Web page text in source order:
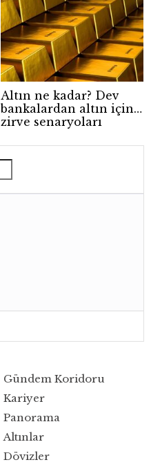
Altın ne kadar? Dev
bankalardan altın için
zirve senaryoları
Gündem Koridoru
Kariyer
Panorama
Altınlar
Dövizler